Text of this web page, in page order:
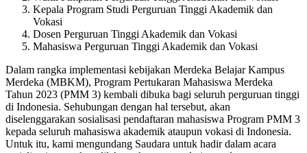
Kepala Program Studi Perguruan Tinggi Akademik dan
Vokasi
Dosen Perguruan Tinggi Akademik dan Vokasi
Mahasiswa Perguruan Tinggi Akademik dan Vokasi
Dalam rangka implementasi kebijakan Merdeka Belajar Kampus
Merdeka (MBKM), Program Pertukaran Mahasiswa Merdeka
Tahun 2023 (PMM 3) kembali dibuka bagi seluruh perguruan tinggi
di Indonesia. Sehubungan dengan hal tersebut, akan
diselenggarakan sosialisasi pendaftaran mahasiswa Program PMM 3
kepada seluruh mahasiswa akademik ataupun vokasi di Indonesia.
Untuk itu, kami mengundang Saudara untuk hadir dalam acara